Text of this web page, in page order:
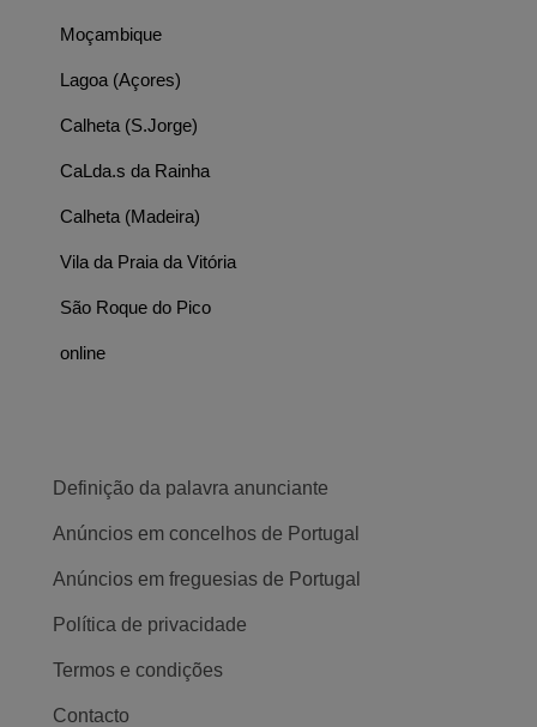
Moçambique
Lagoa (Açores)
Calheta (S.Jorge)
CaLda.s da Rainha
Calheta (Madeira)
Vila da Praia da Vitória
São Roque do Pico
online
Definição da palavra anunciante
Anúncios em concelhos de Portugal
Anúncios em freguesias de Portugal
Política de privacidade
Termos e condições
Contacto